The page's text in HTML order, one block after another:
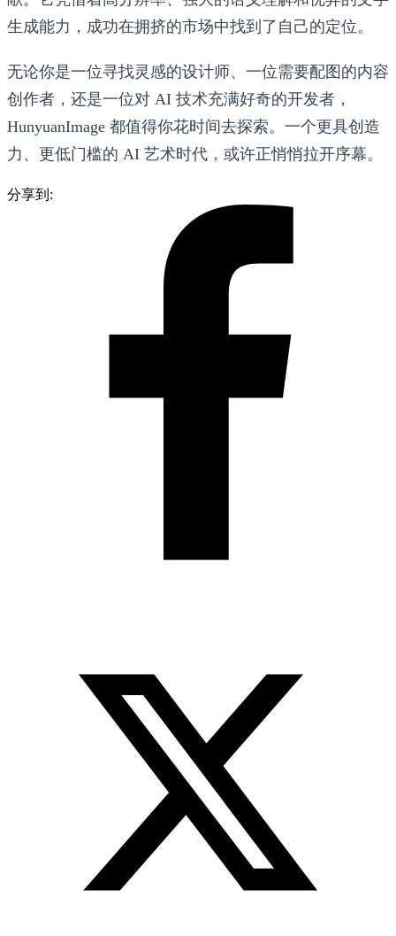
生成能力，成功在拥挤的市场中找到了自己的定位。
无论你是一位寻找灵感的设计师、一位需要配图的内容
创作者，还是一位对 AI 技术充满好奇的开发者，
HunyuanImage 都值得你花时间去探索。一个更具创造
力、更低门槛的 AI 艺术时代，或许正悄悄拉开序幕。
分享到: